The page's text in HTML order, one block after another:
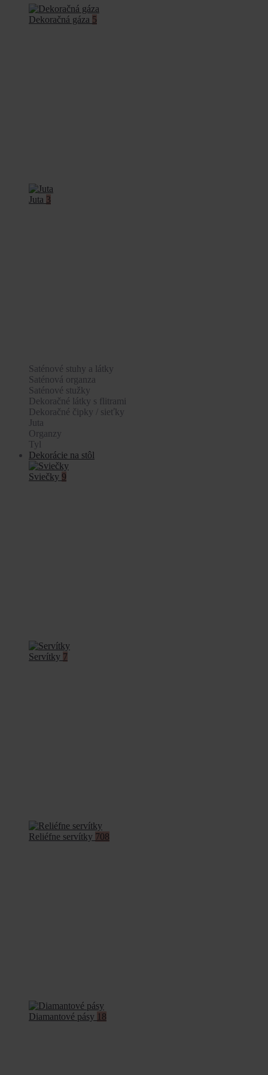
Dekoračná gáza 5
Juta 3
Saténové stuhy a látky
Saténová organza
Saténové stužky
Dekoračné látky s flitrami
Dekoračné čipky / sieťky
Juta
Organzy
Tyl
Dekorácie na stôl
Sviečky 9
Servítky 7
Reliéfne servítky 708
Diamantové pásy 18